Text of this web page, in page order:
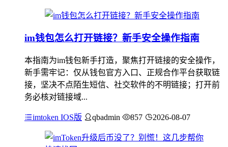
im钱包怎么打开链接？新手安全操作指南
本指南为im钱包新手打造，聚焦打开链接的安全操作，
新手需牢记：仅从钱包官方入口、正规合作平台获取链
接，坚决不点陌生短信、社交软件的不明链接；打开前
务必核对链接域...
imtoken IOS版 qbadmin 857 2026-08-07